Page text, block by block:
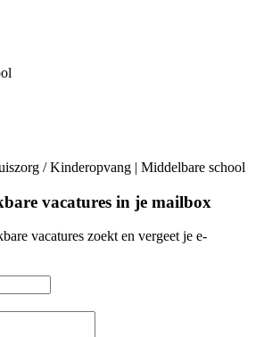
/ Kinderopvang | Middelbare school
vacatures in je mailbox
vacatures zoekt en vergeet je e-